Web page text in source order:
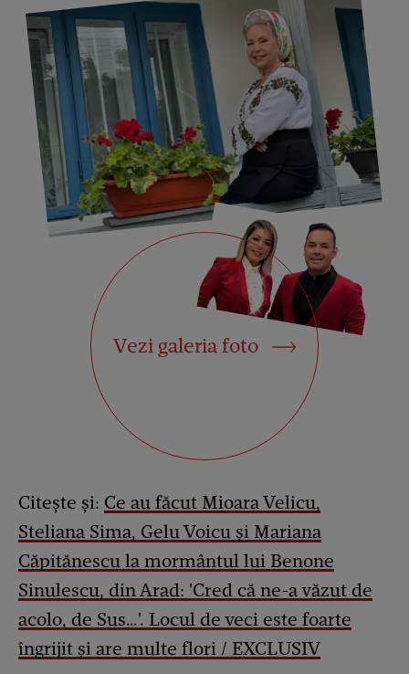
Vezi galeria foto
Citește și: Ce au făcut Mioara Velicu,
Steliana Sima, Gelu Voicu și Mariana
Căpitănescu la mormântul lui Benone
Sinulescu, din Arad: 'Cred că ne-a văzut de
acolo, de Sus…'. Locul de veci este foarte
îngrijit și are multe flori / EXCLUSIV